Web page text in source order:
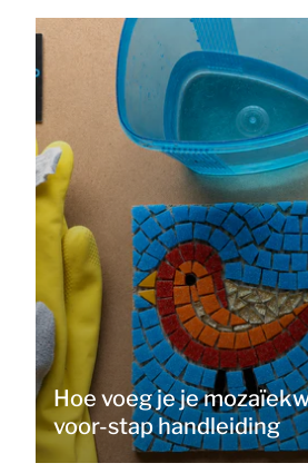
Hoe voeg je je
voor-stap handleiding